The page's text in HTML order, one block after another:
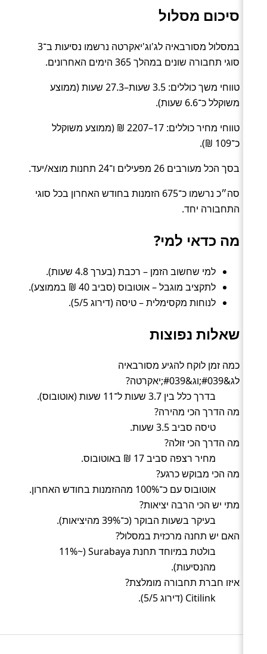
סיכום מסלול
במסלול מסורבאיה לג'וג'יאקרטה נרשמו נסיעות ב־3
סוגי תחבורה שונים במהלך 365 הימים האחרונים.
טווחי משך כוללים: 3.5 שעות–27.3 שעות (ממוצע
משוקלל כ־6.6 שעות).
טווחי מחיר כוללים: 17–2207 ₪ (ממוצע משוקלל
כ־109 ₪).
בסך הכל מעורבים 26 מפעילים ו־24 תחנות מוצא/יעד.
סה״כ נרשמו כ־675 הזמנות בחודש האחרון בכל סוגי
התחבורה יחד.
מה כדאי למי?
למי שחשוב הזמן – רכבת (בערך 4.8 שעות).
לתקציב מוגבל – אוטובוס (סביב 40 ₪ בממוצע).
לנוחות מקסימלית – טיסה (דירוג 5/5).
שאלות נפוצות
כמה זמן לוקח להגיע מסורבאיה
לג&#039;וג&#039;יאקרטה?
בדרך כלל בין 3.7 שעות ל־11 שעות (אוטובוס).
מה הדרך הכי מהירה?
טיסה סביב 3.5 שעות.
מה הדרך הכי זולה?
מחיר רצפה סביב 17 ₪ באוטובוס.
מה הכי מבוקש כרגע?
אוטובוס עם כ־100% מההזמנות בחודש האחרון.
מתי יש הכי הרבה יציאות?
בעיקר בשעות הבוקר (כ־39% מהיציאות).
האם יש תחנה מרכזית במסלול?
בולטת במיוחד תחנת Surabaya (~11%
מהנסיעות).
איזו חברת תחבורה מומלצת?
Citilink (דירוג 5/5).